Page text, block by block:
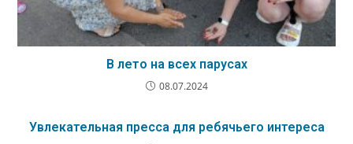
В лето на всех парусах
08.07.2024
Увлекательная пресса для ребячьего интереса